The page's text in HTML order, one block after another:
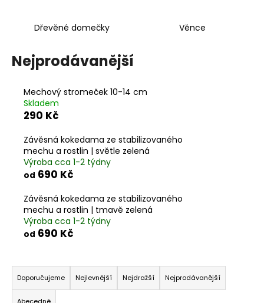
Dřevěné domečky Věnce
Nejprodávanější
Mechový stromeček 10-14 cm
Skladem
290 Kč
Závěsná kokedama ze stabilizovaného
mechu a rostlin | světle zelená
Výroba cca 1-2 týdny
od 690 Kč
Závěsná kokedama ze stabilizovaného
mechu a rostlin | tmavě zelená
Výroba cca 1-2 týdny
od 690 Kč
Ř
a
z
Doporučujeme Nejlevnější Nejdražší Nejprodávanější